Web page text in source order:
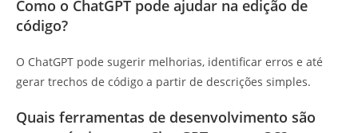
Como o ChatGPT pode ajudar na edição de
código?
O ChatGPT pode sugerir melhorias, identificar erros e até
gerar trechos de código a partir de descrições simples.
Quais ferramentas de desenvolvimento são